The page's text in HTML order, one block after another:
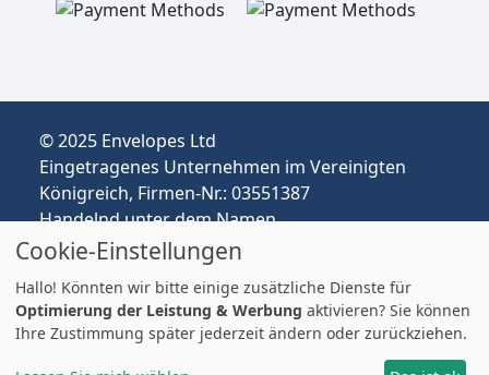
© 2025 Envelopes Ltd
Eingetragenes Unternehmen im Vereinigten
Königreich, Firmen-Nr.: 03551387
Handelnd unter dem Namen
envelopespackaging.de | Versand vom
Vereinigten Königreich nach Deutschland
Preise in EUR | Zölle & MwSt. können anfallen.
Impressum
Cookie-Einstellungen
Hallo! Könnten wir bitte einige zusätzliche Dienste für
Optimierung der Leistung & Werbung aktivieren? Sie können
Ihre Zustimmung später jederzeit ändern oder zurückziehen.